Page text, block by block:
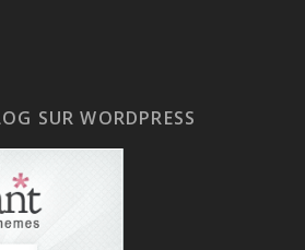
SUR WORDPRESS